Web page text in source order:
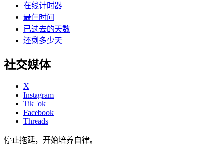
在线计时器
最佳时间
已过去的天数
还剩多少天
社交媒体
X
Instagram
TikTok
Facebook
Threads
停止拖延，开始培养自律。